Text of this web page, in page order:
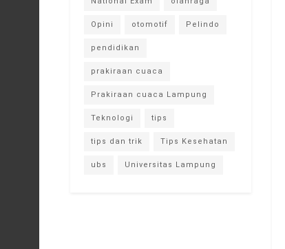
Opini otomotif Pelindo
pendidikan
prakiraan cuaca
Prakiraan cuaca Lampung
Teknologi tips
tips dan trik Tips Kesehatan
ubs Universitas Lampung